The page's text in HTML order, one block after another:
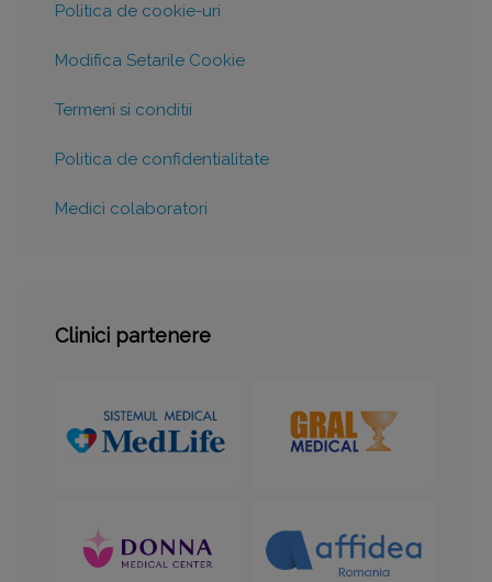
Politica de cookie-uri
Modifica Setarile Cookie
Termeni si conditii
Politica de confidentialitate
Medici colaboratori
Clinici partenere